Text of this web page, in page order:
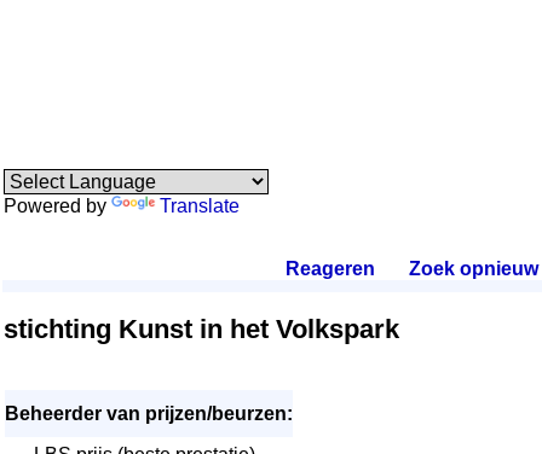
Powered by Translate
Reageren Zoek opnieuw.
stichting Kunst in het Volkspark
Beheerder van prijzen/beurzen: